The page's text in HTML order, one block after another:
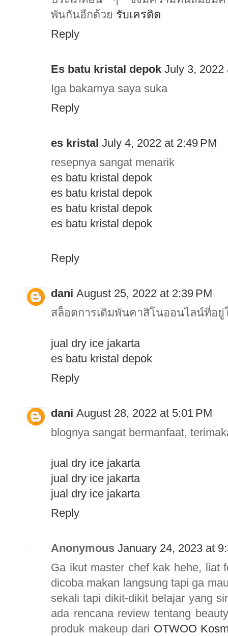
พันกันอีกด้วย รับเครดิต
Reply
Es batu kristal depok July 3, 2022
Iga bakarnya saya suka
Reply
es kristal July 4, 2022 at 2:49 PM
resepnya sangat menarik
es batu kristal depok
es batu kristal depok
es batu kristal depok
es batu kristal depok
Reply
dani August 25, 2022 at 2:39 PM
สล็อตการเดิมพันคาสิโนออนไลน์ที่อ
jual dry ice jakarta
es batu kristal depok
Reply
dani August 28, 2022 at 5:01 PM
blognya sangat bermanfaat,
jual dry ice jakarta
jual dry ice jakarta
jual dry ice jakarta
Reply
Anonymous January 24, 2023 at
Ga ikut master chef kak hehe, liat
dicoba makan langsung tapi ga
sekali tapi dikit-dikit belajar yang
ada rencana review tentang
produk makeup dari OTWOO